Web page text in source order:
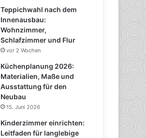
Teppichwahl nach dem
Innenausbau:
Wohnzimmer,
Schlafzimmer und Flur
vor 2 Wochen
Küchenplanung 2026:
Materialien, Maße und
Ausstattung für den
Neubau
15. Juni 2026
Kinderzimmer einrichten:
Leitfaden für langlebige